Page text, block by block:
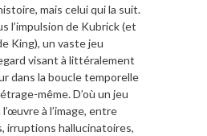
mais celui qui la suit.
l’impulsion de Kubrick (et
King), un vaste jeu
visant à littéralement
dans la boucle temporelle
même. D’où un jeu
à l’image, entre
irruptions hallucinatoires,